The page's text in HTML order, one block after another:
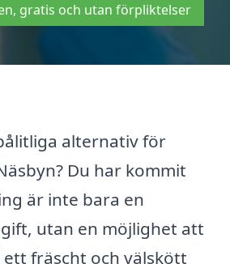
gratis och utan förpliktelser
alternativ för
Du har kommit
är inte bara en
utan en möjlighet att
fräscht och välskött